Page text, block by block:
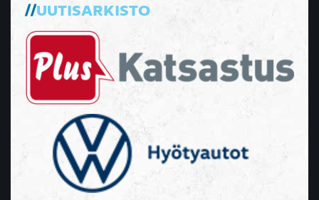
UUTISARKISTO